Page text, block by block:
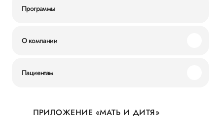
Программы
О компании
Новости
Пациентам
Личный кабинет
ПРИЛОЖЕНИЕ «МАТЬ И ДИТЯ»